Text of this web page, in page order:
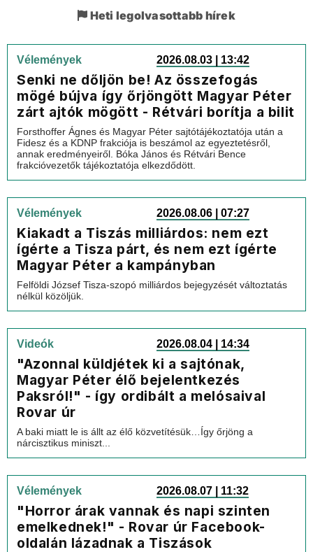
Heti legolvasottabb hírek
Vélemények 2026.08.03 | 13:42
Senki ne dőljön be! Az összefogás
mögé bújva így őrjöngött Magyar Péter
zárt ajtók mögött - Rétvári borítja a bilit
Forsthoffer Ágnes és Magyar Péter sajtótájékoztatója után a
Fidesz és a KDNP frakciója is beszámol az egyeztetésről,
annak eredményeiről. Bóka János és Rétvári Bence
frakcióvezetők tájékoztatója elkezdődött.
Vélemények 2026.08.06 | 07:27
Kiakadt a Tiszás milliárdos: nem ezt
ígérte a Tisza párt, és nem ezt ígérte
Magyar Péter a kampányban
Felföldi József Tisza-szopó milliárdos bejegyzését változtatás
nélkül közöljük.
Videók 2026.08.04 | 14:34
"Azonnal küldjétek ki a sajtónak,
Magyar Péter élő bejelentkezés
Paksról!" - így ordibált a melósaival
Rovar úr
A baki miatt le is állt az élő közvetítésük…Így őrjöng a
nárcisztikus miniszt...
Vélemények 2026.08.07 | 11:32
"Horror árak vannak és napi szinten
emelkednek!" - Rovar úr Facebook-
oldalán lázadnak a Tiszások